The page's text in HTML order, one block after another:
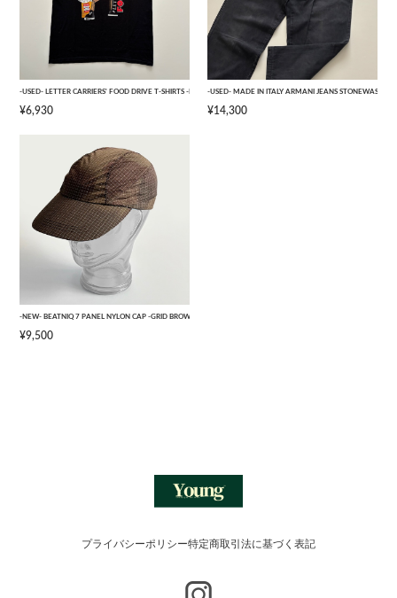
-USED- LETTER CARRIERS' FOOD DRIVE T-SHIRTS -BLACK- [L]
¥6,930
-USED- MADE IN ITALY ARMANI JEANS
¥14,300
-NEW- BEATNIQ 7 PANEL NYLON CAP -GRID BROWN CAMOUFLAGE- [ONE SIZE]
¥9,500
プライバシーポリシー特定商取引法に基づく表記